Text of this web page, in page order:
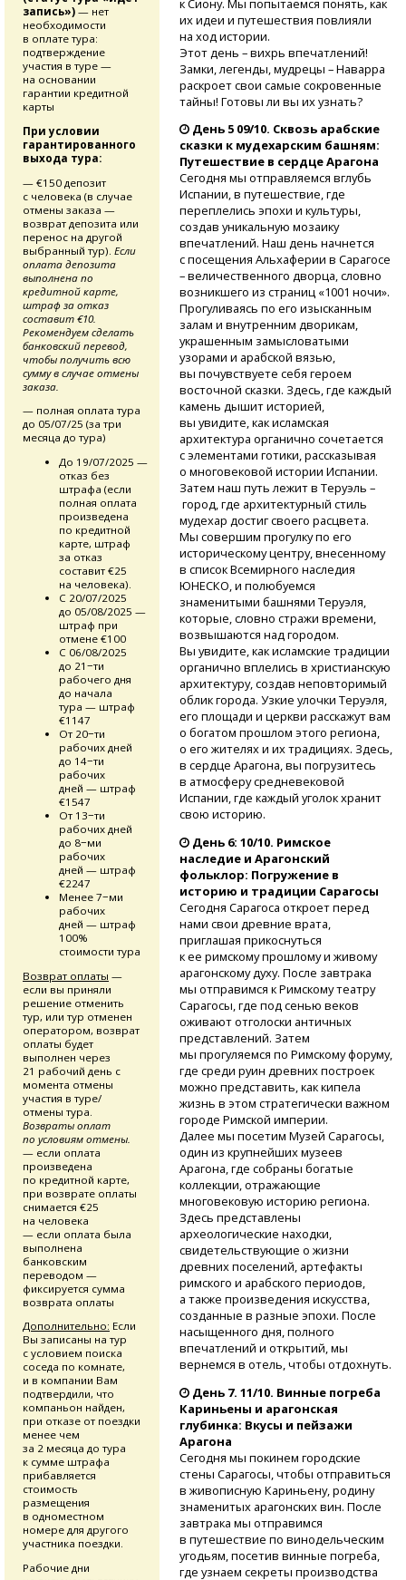
их идеи и путешествия повлияли
на ход истории.
Этот день – вихрь впечатлений!
Замки, легенды, мудрецы – Наварра
раскроет свои самые сокровенные
тайны! Готовы ли вы их узнать?
День 5 09/10. Сквозь арабские
сказки к мудехарским башням:
Путешествие в сердце Арагона
Сегодня мы отправляемся вглубь
Испании, в путешествие, где
переплелись эпохи и культуры,
создав уникальную мозаику
впечатлений. Наш день начнется
с посещения Альхаферии в Сарагосе
– величественного дворца, словно
возникшего из страниц «1001 ночи».
Прогуливаясь по его изысканным
залам и внутренним дворикам,
украшенным замысловатыми
узорами и арабской вязью,
вы почувствуете себя героем
восточной сказки. Здесь, где каждый
камень дышит историей,
вы увидите, как исламская
архитектура органично сочетается
с элементами готики, рассказывая
о многовековой истории Испании.
Затем наш путь лежит в Теруэль –
город, где архитектурный стиль
мудехар достиг своего расцвета.
Мы совершим прогулку по его
историческому центру, внесенному
в список Всемирного наследия
ЮНЕСКО, и полюбуемся
знаменитыми башнями Теруэля,
которые, словно стражи времени,
возвышаются над городом.
Вы увидите, как исламские традиции
органично вплелись в христианскую
архитектуру, создав неповторимый
облик города. Узкие улочки Теруэля,
его площади и церкви расскажут вам
о богатом прошлом этого региона,
о его жителях и их традициях. Здесь,
в сердце Арагона, вы погрузитесь
в атмосферу средневековой
Испании, где каждый уголок хранит
свою историю.
День 6: 10/10. Римское
наследие и Арагонский
фольклор: Погружение в
историю и традиции Сарагосы
Сегодня Сарагоса откроет перед
нами свои древние врата,
приглашая прикоснуться
к ее римскому прошлому и живому
арагонскому духу. После завтрака
мы отправимся к Римскому театру
Сарагосы, где под сенью веков
оживают отголоски античных
представлений. Затем
мы прогуляемся по Римскому форуму,
где среди руин древних построек
можно представить, как кипела
жизнь в этом стратегически важном
городе Римской империи.
Далее мы посетим Музей Сарагосы,
один из крупнейших музеев
Арагона, где собраны богатые
коллекции, отражающие
многовековую историю региона.
Здесь представлены
археологические находки,
свидетельствующие о жизни
древних поселений, артефакты
римского и арабского периодов,
а также произведения искусства,
созданные в разные эпохи. После
насыщенного дня, полного
впечатлений и открытий, мы
вернемся в отель, чтобы отдохнуть.
День 7. 11/10. Винные погреба
Кариньены и арагонская
глубинка: Вкусы и пейзажи
Арагона
Сегодня мы покинем городские
стены Сарагосы, чтобы отправиться
в живописную Кариньену, родину
знаменитых арагонских вин. После
завтрака мы отправимся
в путешествие по винодельческим
угодьям, посетив винные погреба,
где узнаем секреты производства
запись») — нет
необходимости
в оплате тура:
подтверждение
участия в туре —
на основании
гарантии кредитной
карты
При условии
гарантированного
выхода тура:
— €150 депозит
с человека (в случае
отмены заказа —
возврат депозита или
перенос на другой
выбранный тур). Если
оплата депозита
выполнена по
кредитной карте,
штраф за отказ
составит €10.
Рекомендуем сделать
банковский перевод,
чтобы получить всю
сумму в случае отмены
заказа.
— полная оплата тура
до 05/07/25 (за три
месяца до тура)
До 19/07/2025 —
отказ без
штрафа (если
полная оплата
произведена
по кредитной
карте, штраф
за отказ
составит €25
на человека).
С 20/07/2025
до 05/08/2025 —
штраф при
отмене €100
С 06/08/2025
до 21−ти
рабочего дня
до начала
тура — штраф
€1147
От 20−ти
рабочих дней
до 14−ти
рабочих
дней — штраф
€1547
От 13−ти
рабочих дней
до 8−ми
рабочих
дней — штраф
€2247
Менее 7−ми
рабочих
дней — штраф
100%
стоимости тура
Возврат оплаты —
если вы приняли
решение отменить
тур, или тур отменен
оператором, возврат
оплаты будет
выполнен через
21 рабочий день с
момента отмены
участия в туре/
отмены тура.
Возвраты оплат
по условиям отмены.
— если оплата
произведена
по кредитной карте,
при возврате оплаты
снимается €25
на человека
— если оплата была
выполнена
банковским
переводом —
фиксируется сумма
возврата оплаты
Дополнительно: Если
Вы записаны на тур
с условием поиска
соседа по комнате,
и в компании Вам
подтвердили, что
компаньон найден,
при отказе от поездки
менее чем
за 2 месяца до тура
к сумме штрафа
прибавляется
стоимость
размещения
в одноместном
номере для другого
участника поездки.
Рабочие дни